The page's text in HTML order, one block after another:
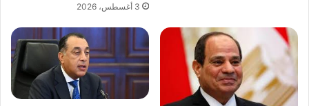
3 أغسطس، 2026